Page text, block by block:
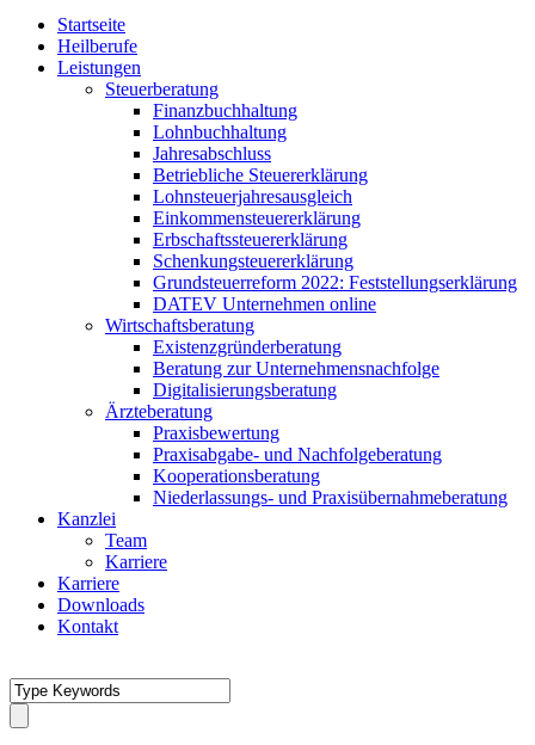
Startseite
Heilberufe
Leistungen
Steuerberatung
Finanzbuchhaltung
Lohnbuchhaltung
Jahresabschluss
Betriebliche Steuererklärung
Lohnsteuerjahresausgleich
Einkommensteuererklärung
Erbschaftssteuererklärung
Schenkungsteuererklärung
Grundsteuerreform 2022: Feststellungserklärung
DATEV Unternehmen online
Wirtschaftsberatung
Existenzgründerberatung
Beratung zur Unternehmensnachfolge
Digitalisierungsberatung
Ärzteberatung
Praxisbewertung
Praxisabgabe- und Nachfolgeberatung
Kooperationsberatung
Niederlassungs- und Praxisübernahmeberatung
Kanzlei
Team
Karriere
Karriere
Downloads
Kontakt